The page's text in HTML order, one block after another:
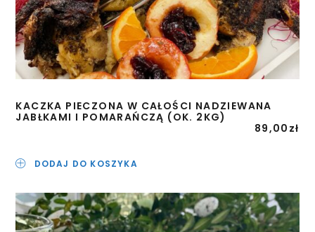
KACZKA PIECZONA W CAŁOŚCI NADZIEWANA
JABŁKAMI I POMARAŃCZĄ (OK. 2KG)
89,00 zł
DODAJ DO KOSZYKA